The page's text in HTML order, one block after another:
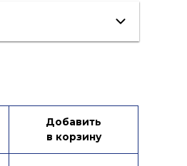
Добавить
в корзину